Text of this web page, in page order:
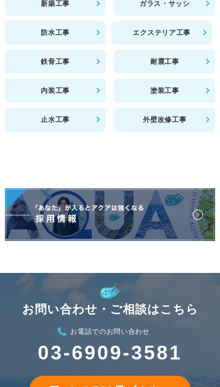
新築工事 ガラス・サッシ
防水工事 エクステリア工事
鉄骨工事 耐震工事
内装工事 塗装工事
止水工事 外壁改修工事
お問い合わせ・ご相談はこちら
お電話でのお問い合わせ
03-6909-3581